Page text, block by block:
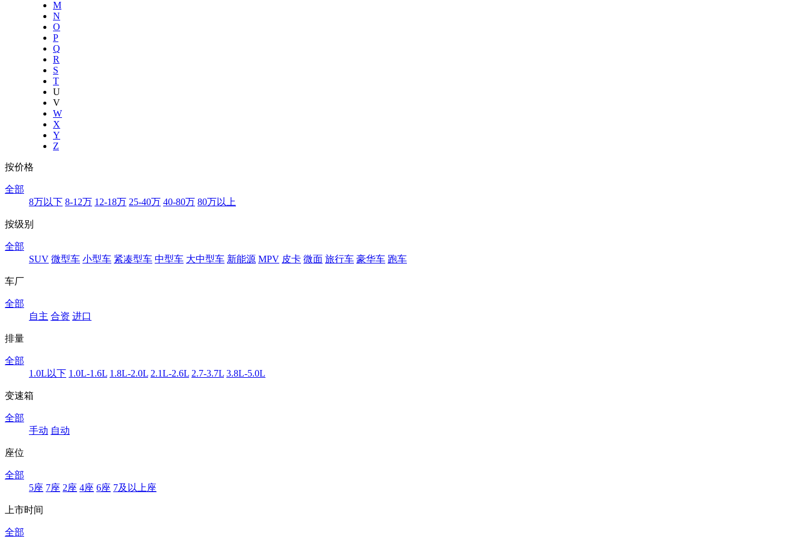
M
N
O
P
Q
R
S
T
U
V
W
X
Y
Z
按价格
全部
8万以下 8-12万 12-18万 25-40万 40-80万 80万以上
按级别
全部
SUV 微型车 小型车 紧凑型车 中型车 大中型车 新能源 MPV 皮卡 微面 旅行车 豪华车 跑车
车厂
全部
自主 合资 进口
排量
全部
1.0L以下 1.0L-1.6L 1.8L-2.0L 2.1L-2.6L 2.7-3.7L 3.8L-5.0L
变速箱
全部
手动 自动
座位
全部
5座 7座 2座 4座 6座 7及以上座
上市时间
全部